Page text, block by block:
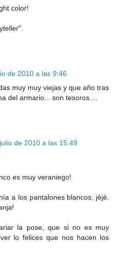
color!
de 2010 a las 9:46
muy muy viejas y que año tras
del armario... son tesoros....
de 2010 a las 15:49
es muy veraniego!
a los pantalones blancos, jéjé.
la pose, que si no es muy
lo felices que nos hacen los